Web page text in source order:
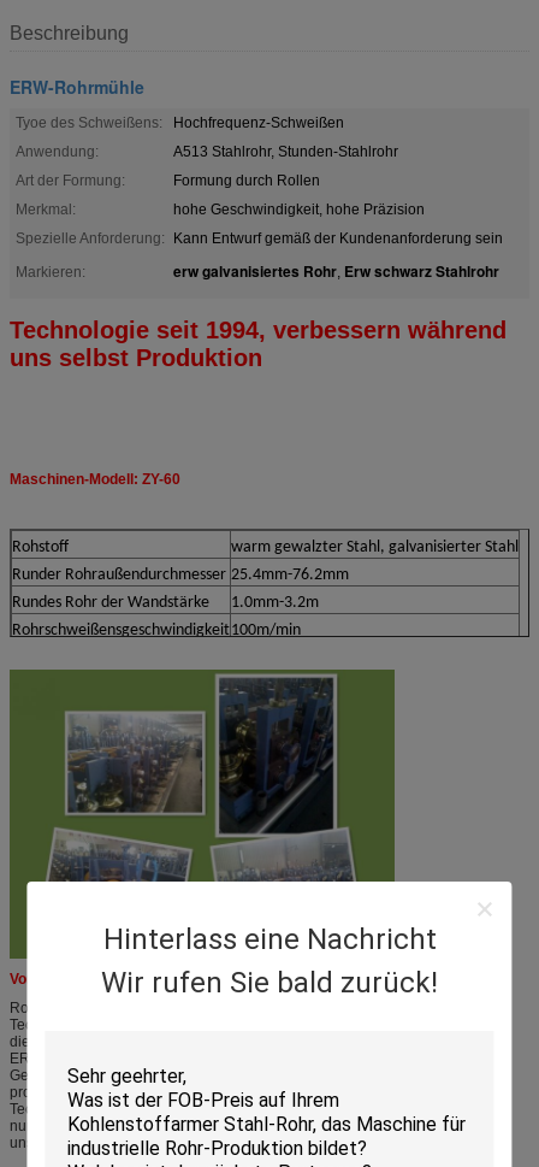
Hinterlass eine Nachricht
Wir rufen Sie bald zurück!
Beschreibung
ERW-Rohrmühle
Tyoe des Schweißens:
Hochfrequenz-Schweißen
Anwendung:
A513 Stahlrohr, Stunden-Stahlrohr
Art der Formung:
Formung durch Rollen
Merkmal:
hohe Geschwindigkeit, hohe Präzision
Spezielle Anforderung:
Kann Entwurf gemäß der Kundenanforderung sein
Markieren:
erw galvanisiertes Rohr, Erw schwarz Stahlrohr
Technologie seit 1994, verbessern während
uns selbst Produktion
Maschinen-Modell: ZY-60
Rohstoff
warm gewalzter Stahl, galvanisierter Stahl
Runder Rohraußendurchmesser 25.4mm-76.2mm
Rundes Rohr der Wandstärke
1.0mm-3.2m
Rohrschweißensgeschwindigkeit100m/min
Vorteil
Rohrproduktion ist eine Industrie, die qualifizierte Maschine und erfahrene
Technologieverbindung zusammen benötigen, die Produkte zu produzieren,
diese bedeutet, dass die Maschine und die Erfahrung, unsere Firma sind nur
ERW-Rohr-Mühlfertigung beides wichtiges sind, der die
Gebrauchsselbstmaschine, zum von Stahlrohren in der großen Menge zu
produzieren, wir unsere Maschine mit dem Betrieb sie, um erfahrene
Technologie zu erhalten verbessern. Wählen Sie uns, Sie sind erhalten nicht
nur die Maschine von uns, Sie sind erhalten auch ihn erfuhr Technologie von
uns.